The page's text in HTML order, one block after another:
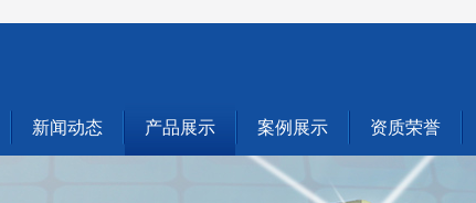
新闻动态 产品展示 案例展示 资质荣誉